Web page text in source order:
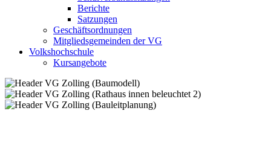
Berichte
Satzungen
Geschäftsordnungen
Mitgliedsgemeinden der VG
Volkshochschule
Kursangebote